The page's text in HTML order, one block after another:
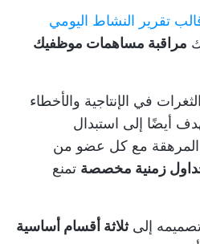
تقرير النشاط اليومي
مراقبة مساهمات موظفيك
في الإنتاجية والأخطاء
أيضًا إلى استبدال
المرهقة مع كل عضو من
زمنية مخصصة تمنع
إلىثلاثة أقسام أساسية